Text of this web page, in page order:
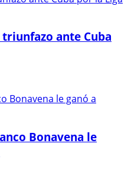
ante Cuba
Bonavena le